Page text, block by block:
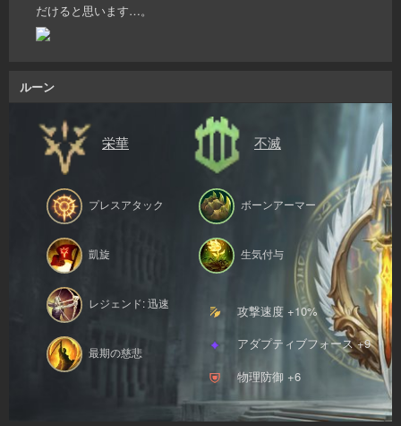
だけると思います…。
ルーン
栄華
プレスアタック
凱旋
レジェンド: 迅速
最期の慈悲
不滅
ボーンアーマー
生気付与
攻撃速度 +10%
アダプティブフォース +9
物理防御 +6